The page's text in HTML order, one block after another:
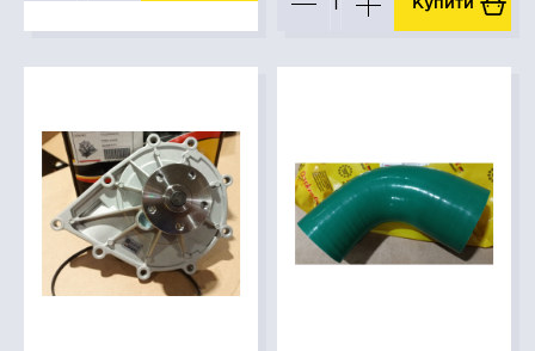
Купити